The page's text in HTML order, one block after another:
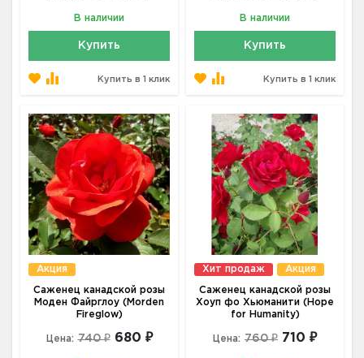
В наличии
Купить
Купить в 1 клик
В наличии
Купить
Купить в 1 клик
Акция
Саженец канадской розы
Моден Файрглоу (Morden
Fireglow)
Цена: 740 ₽ 680 ₽
Хит продаж Акция
Саженец канадской розы
Хоуп фо Хьюманити (Hope
for Humanity)
Цена: 760 ₽ 710 ₽